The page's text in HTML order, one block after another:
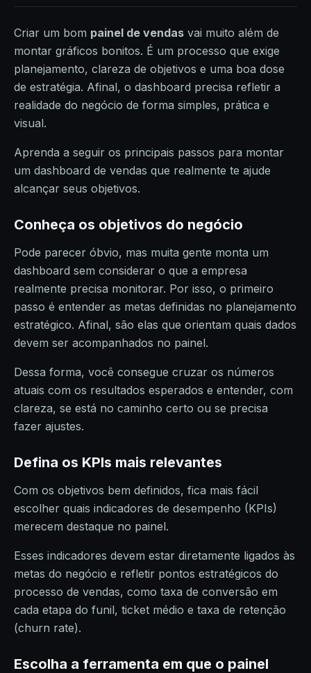
Criar um bom painel de vendas vai muito além de
montar gráficos bonitos. É um processo que exige
planejamento, clareza de objetivos e uma boa dose
de estratégia. Afinal, o dashboard precisa refletir a
realidade do negócio de forma simples, prática e
visual.
Aprenda a seguir os principais passos para montar
um dashboard de vendas que realmente te ajude
alcançar seus objetivos.
Conheça os objetivos do negócio
Pode parecer óbvio, mas muita gente monta um
dashboard sem considerar o que a empresa
realmente precisa monitorar. Por isso, o primeiro
passo é entender as metas definidas no planejamento
estratégico. Afinal, são elas que orientam quais dados
devem ser acompanhados no painel.
Dessa forma, você consegue cruzar os números
atuais com os resultados esperados e entender, com
clareza, se está no caminho certo ou se precisa
fazer ajustes.
Defina os KPIs mais relevantes
Com os objetivos bem definidos, fica mais fácil
escolher quais indicadores de desempenho (KPIs)
merecem destaque no painel.
Esses indicadores devem estar diretamente ligados às
metas do negócio e refletir pontos estratégicos do
processo de vendas, como taxa de conversão em
cada etapa do funil, ticket médio e taxa de retenção
(churn rate).
Escolha a ferramenta em que o painel